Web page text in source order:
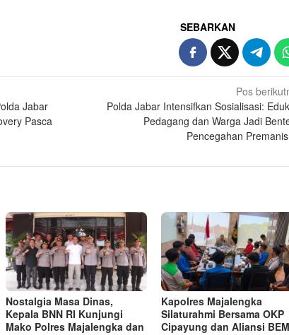
SEBARKAN
Jabar
Pasca
Pos
Polda Jabar Intensifkan Sosialisasi:
Pedagang dan Warga Jadi
Pencegahan
Nostalgia Masa Dinas,
Kepala BNN RI Kunjungi
Mako Polres Majalengka dan
Kapolres Majalengka
Silaturahmi Bersama OKP
Cipayung dan Aliansi BEM